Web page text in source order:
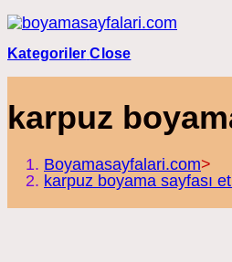
Skip
to
content
Kategoriler Close
karpuz
Boyamasayfalari.com>
karpuz boyama sayfası